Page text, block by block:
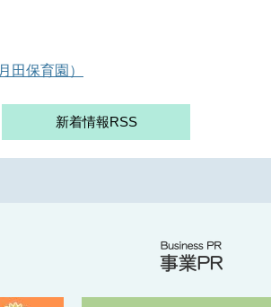
田保育園）
新着情報RSS